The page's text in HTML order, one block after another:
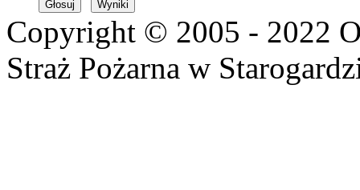
Copyright © 2005 - 2022
Straż Pożarna w